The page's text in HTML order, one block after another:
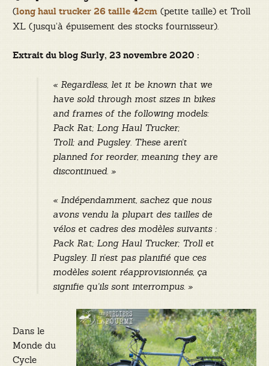
(long haul trucker 26 taille 42cm(petite taille) et Troll
XL (jusqu’à épuisement des stocks fournisseur).
Extrait du blog Surly, 23 novembre 2020 :
« Regardless, let it be known that we
havesold through most sizes in bikes
and frames of the following models:
Pack Rat; Long Haul Trucker;
Troll; andPugsley. These aren’t
planned for reorder, meaning they are
discontinued. »
« Indépendamment, sachez que nous
avons vendu la plupart des tailles de
vélos et cadres des modèles suivants :
Pack Rat; Long Haul Trucker; Troll et
Pugsley. Il n’est pas planifié que ces
modèles soient réapprovisionnés, ça
signifie qu’ils sont interrompus. »
Dans le
Monde du
Cycle